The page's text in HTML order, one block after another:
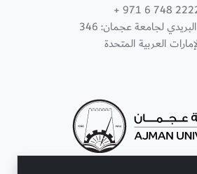
+ 971 6 748
لجامعة عجمان: 346
العربية المتحدة